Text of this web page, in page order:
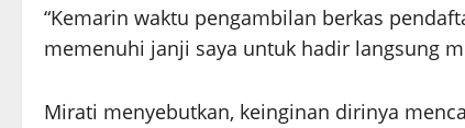
“Kemarin waktu pengambilan berkas
memenuhi janji saya untuk hadir langsung
Mirati menyebutkan, keinginan dirinya